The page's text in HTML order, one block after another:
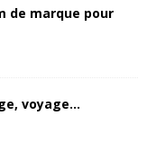
de marque pour
voyage…